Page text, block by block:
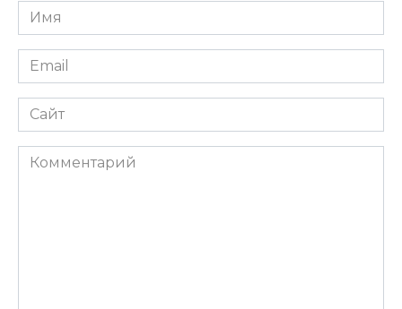
Имя
*
Email
*
Сайт
Комментарий